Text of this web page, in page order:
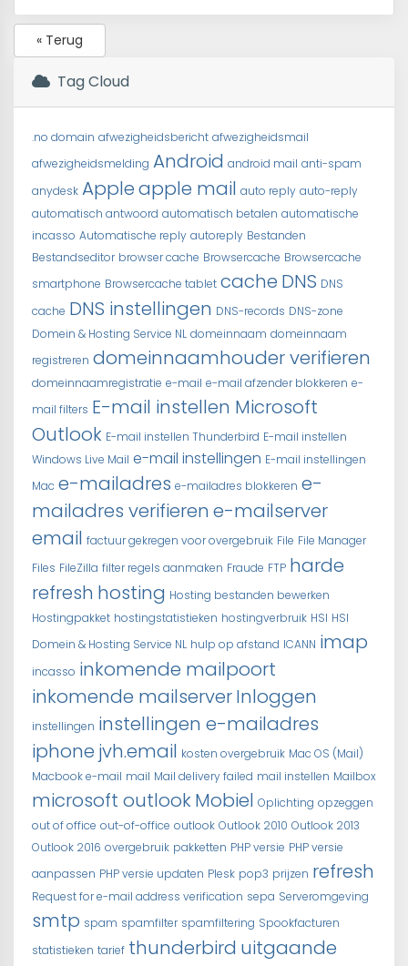
« Terug
Tag Cloud
.no domain afwezigheidsbericht afwezigheidsmail
afwezigheidsmelding Android android mail anti-spam
anydesk Appleapple mail auto reply auto-reply
automatisch antwoord automatisch betalen automatische
incasso Automatische reply autoreply Bestanden
Bestandseditor browser cache Browsercache Browsercache
smartphone Browsercache tablet cache DNS DNS
cache DNS instellingen DNS-records DNS-zone
Domein & Hosting Service NL domeinnaam domeinnaam
registreren domeinnaamhouder verifieren
domeinnaamregistratie e-mail e-mail afzender blokkeren e-
mail filters E-mail instellen Microsoft
Outlook E-mail instellen Thunderbird E-mail instellen
Windows Live Mail e-mail instellingen E-mail instellingen
Mac e-mailadres e-mailadres blokkeren e-
mailadres verifieren e-mailserver
email factuur gekregen voor overgebruik File File Manager
Files FileZilla filter regels aanmaken Fraude FTP harde
refresh hosting Hosting bestanden bewerken
Hostingpakket hostingstatistieken hostingverbruik HSI HSI
Domein & Hosting Service NL hulp op afstand ICANN imap
incasso inkomende mailpoort
inkomende mailserverInloggen
instellingen instellingen e-mailadres
iphone jvh.email kosten overgebruik Mac OS (Mail)
Macbook e-mail mail Mail delivery failed mail instellen Mailbox
microsoft outlookMobiel Oplichting opzeggen
out of office out-of-office outlook Outlook 2010 Outlook 2013
Outlook 2016 overgebruik pakketten PHP versie PHP versie
aanpassen PHP versie updaten Plesk pop3 prijzen refresh
Request for e-mail address verification sepa Serveromgeving
smtp spam spamfilter spamfiltering Spookfacturen
statistieken tarief thunderbird uitgaande